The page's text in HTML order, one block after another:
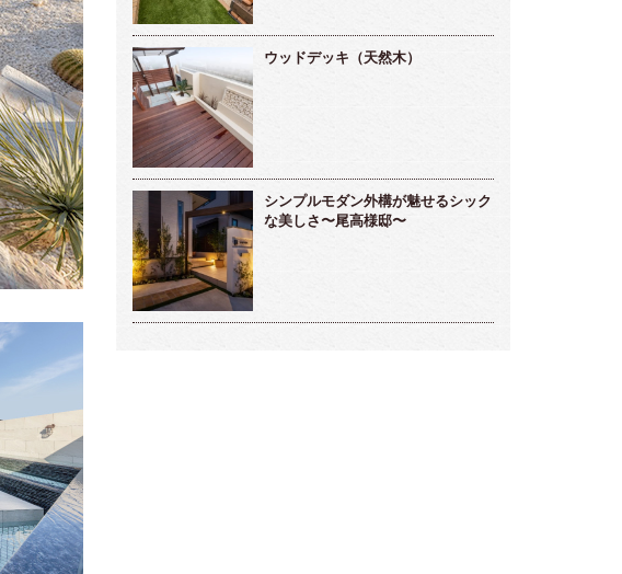
ウッドデッキ（天然木）
シンプルモダン外構が魅せるシック
な美しさ〜尾高様邸〜